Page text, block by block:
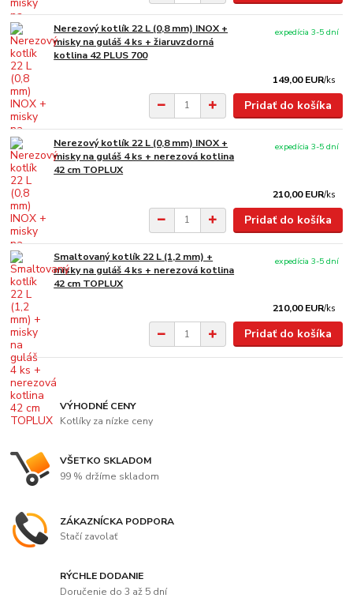
Nerezový kotlík 22 L (0,8 mm) INOX +
misky na guláš 4 ks + žiaruvzdorná
kotlina 42 PLUS 700
149,00 EUR/ks
expedícia 3-5 dní
Pridať do košíka
Nerezový kotlík 22 L (0,8 mm) INOX +
misky na guláš 4 ks + nerezová kotlina
42 cm TOPLUX
210,00 EUR/ks
expedícia 3-5 dní
Pridať do košíka
Smaltovaný kotlík 22 L (1,2 mm) +
misky na guláš 4 ks + nerezová kotlina
42 cm TOPLUX
210,00 EUR/ks
expedícia 3-5 dní
Pridať do košíka
VÝHODNÉ CENY
Kotlíky za nízke ceny
VŠETKO SKLADOM
99 % držíme skladom
ZÁKAZNÍCKA PODPORA
Stačí zavolať
RÝCHLE DODANIE
Doručenie do 3 až 5 dní